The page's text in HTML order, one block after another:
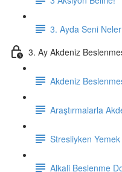
3. Ayda Seni
3. Ay Akdeniz
Akdeniz
Araştırmalarla
Stresliyken
Alkali Beslenme